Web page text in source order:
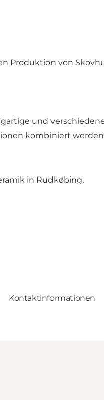
Produktion von
und
kombiniert
in Rudkøbing.
Kontaktinformationen